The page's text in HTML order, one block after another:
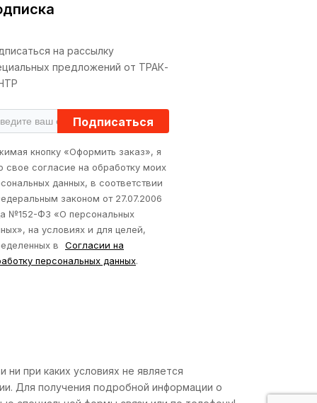
на рассылку
предложений от ТРАК-
Подписаться
кнопку «Оформить заказ», я
свое согласие на обработку моих
данных, в соответствии
законом от 27.07.2006
№152-ФЗ «О персональных
на условиях и для целей,
в
Согласии на
персональных данных.
при каких условиях не является
Для получения подробной информации о